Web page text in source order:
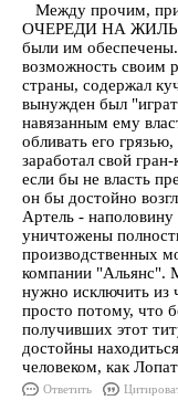
Между прочим,
ОЧЕРЕДИ НА ЖИЛЬЁ.
были им
возможность своим
страны, содержал
вынужден был
навязанным ему
обливать его
заработал свой
если бы не власть
он бы достойно
Артель - наполовину
уничтожены
производственных
компании "Альянс".
нужно исключить из
просто потому, что
получивших этот
достойны
человеком, как
Ответить